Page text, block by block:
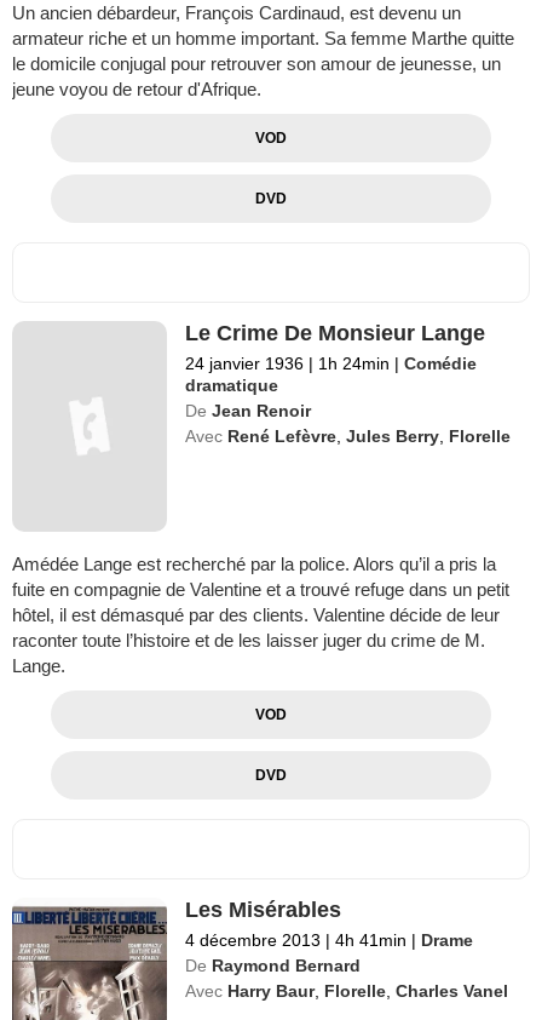
Un ancien débardeur, François Cardinaud, est devenu un
armateur riche et un homme important. Sa femme Marthe quitte
le domicile conjugal pour retrouver son amour de jeunesse, un
jeune voyou de retour d'Afrique.
VOD
DVD
Le Crime De Monsieur Lange
24 janvier 1936 | 1h 24min | Comédie
dramatique
De Jean Renoir
Avec René Lefèvre ,Jules Berry Florelle
Amédée Lange est recherché par la police. Alors qu’il a pris la
fuite en compagnie de Valentine et a trouvé refuge dans un petit
hôtel, il est démasqué par des clients. Valentine décide de leur
raconter toute l’histoire et de les laisser juger du crime de M.
Lange.
VOD
DVD
Les Misérables
4 décembre 2013 | 4h 41min | Drame
De Raymond Bernard
Avec Harry Baur, Florelle ,Charles Vanel